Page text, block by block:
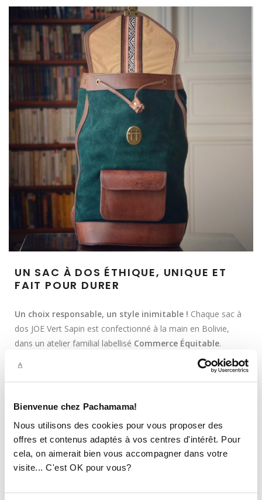
Bienvenue chez Pachamama!
Nous utilisons des cookies pour vous proposer des
offres et contenus adaptés à vos centres d'intérêt. Pour
cela, on aimerait bien vous accompagner dans votre
visite... C'est OK pour vous?
UN SAC À DOS ÉTHIQUE, UNIQUE ET
FAIT POUR DURER
Un choix responsable, un style inimitable ! Chaque sac à
dos JOE Vert Sapin est confectionné à la main en Bolivie,
dans un atelier familial labellisé Commerce Équitable.
Chaque pièce est unique, façonnée avec passion et savoir-
pour donner vie à un seul
Chez Pachamama, nous sélectionnons les meilleures
matières pour vous offrir un sac d’exception :
suivre pendant des années.